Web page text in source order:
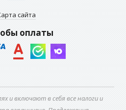
сайта
оплаты
и включают в себя все налоги и